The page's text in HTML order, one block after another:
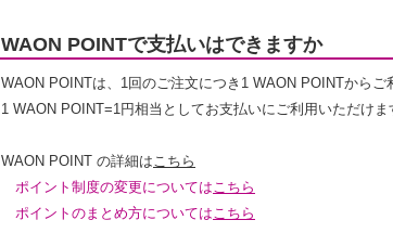
WAON POINTで支払いはできますか
WAON POINTは、1回のご注文につき1 WAON POINTからご
1 WAON POINT=1円相当としてお支払いにご利用いただけ
WAON POINT の詳細はこちら
ポイント制度の変更についてはこちら
ポイントのまとめ方についてはこちら